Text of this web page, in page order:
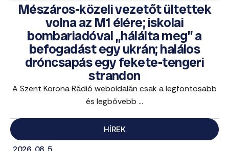
Mészáros-közeli vezetőt ültettek
volna az M1 élére; iskolai
bombariadóval „hálálta meg” a
befogadást egy ukrán; halálos
dróncsapás egy fekete-tengeri
strandon
A Szent Korona Rádió weboldalán csak a legfontosabb
és legbővebb ...
HÍREK